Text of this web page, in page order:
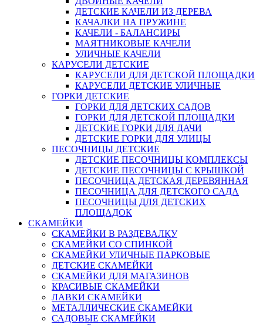
ДЕТСКИЕ КАЧЕЛИ ИЗ ДЕРЕВА
КАЧАЛКИ НА ПРУЖИНЕ
КАЧЕЛИ - БАЛАНСИРЫ
МАЯТНИКОВЫЕ КАЧЕЛИ
УЛИЧНЫЕ КАЧЕЛИ
КАРУСЕЛИ ДЕТСКИЕ
КАРУСЕЛИ ДЛЯ ДЕТСКОЙ ПЛОЩАДКИ
КАРУСЕЛИ ДЕТСКИЕ УЛИЧНЫЕ
ГОРКИ ДЕТСКИЕ
ГОРКИ ДЛЯ ДЕТСКИХ САДОВ
ГОРКИ ДЛЯ ДЕТСКОЙ ПЛОЩАДКИ
ДЕТСКИЕ ГОРКИ ДЛЯ ДАЧИ
ДЕТСКИЕ ГОРКИ ДЛЯ УЛИЦЫ
ПЕСОЧНИЦЫ ДЕТСКИЕ
ДЕТСКИЕ ПЕСОЧНИЦЫ КОМПЛЕКСЫ
ДЕТСКИЕ ПЕСОЧНИЦЫ С КРЫШКОЙ
ПЕСОЧНИЦА ДЕТСКАЯ ДЕРЕВЯННАЯ
ПЕСОЧНИЦА ДЛЯ ДЕТСКОГО САДА
ПЕСОЧНИЦЫ ДЛЯ ДЕТСКИХ
ПЛОЩАДОК
СКАМЕЙКИ
СКАМЕЙКИ В РАЗДЕВАЛКУ
СКАМЕЙКИ СО СПИНКОЙ
СКАМЕЙКИ УЛИЧНЫЕ ПАРКОВЫЕ
ДЕТСКИЕ СКАМЕЙКИ
СКАМЕЙКИ ДЛЯ МАГАЗИНОВ
КРАСИВЫЕ СКАМЕЙКИ
ЛАВКИ СКАМЕЙКИ
МЕТАЛЛИЧЕСКИЕ СКАМЕЙКИ
САДОВЫЕ СКАМЕЙКИ